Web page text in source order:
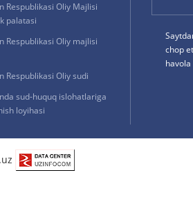
Respublikasi Oliy Majlisi
palatasi
Respublikasi Oliy majlisi
Respublikasi Oliy sudi
sud-huquq islohatlariga
loyihasi
chop